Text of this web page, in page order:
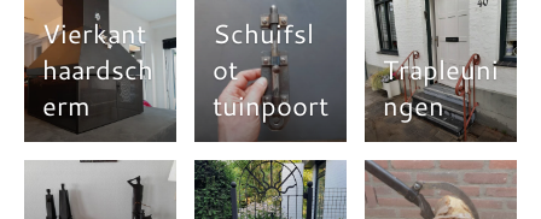
Vierkant
haardsch
erm
Schuifsl
ot
tuinpoort
Trapleuni
ngen